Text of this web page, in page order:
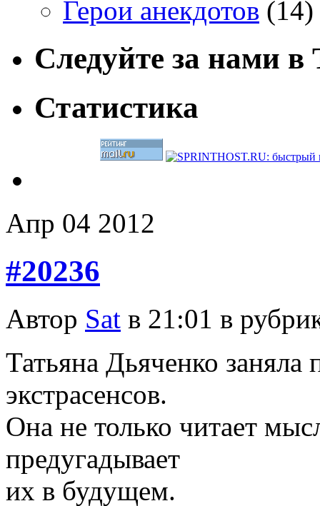
Герои анекдотов (14)
Следуйте за нами
Статистика
Апр 04 2012
#20236
Автор Sat в 21:01 в
Татьяна Дьяченко заняла
экстрасенсов.
Она не только читает
предугадывает
их в будущем.